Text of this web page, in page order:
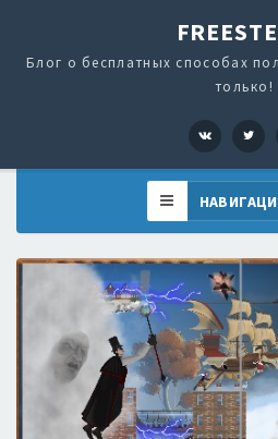
Блог о бесплатных способах
только!
VK